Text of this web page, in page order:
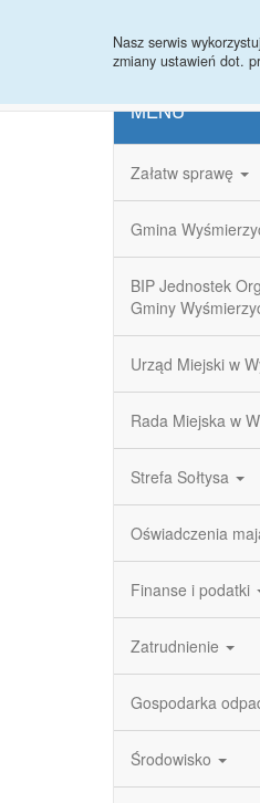
Nasz serwis
zmiany ustawień dot.
MENU
Załatw sprawę
Gmina
BIP Jednostek
Gminy
Urząd Miejski w
Rada Miejska w
Strefa Sołtysa
Oświadczenia
Finanse i podatki
Zatrudnienie
Gospodarka
Środowisko